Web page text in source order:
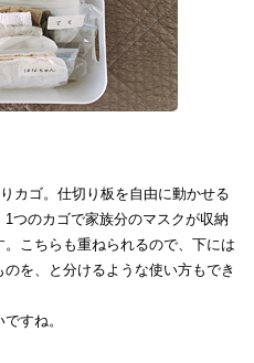
カゴ。仕切り板を自由に動かせる
つのカゴで家族分のマスクが収納
こちらも重ねられるので、下には
を、と分けるような使い方もでき
すね。